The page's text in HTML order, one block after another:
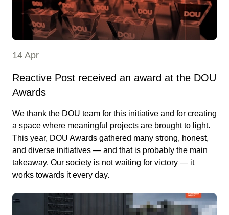
14 Apr
Reactive Post received an award at the DOU
Awards
We thank the DOU team for this initiative and for creating
a space where meaningful projects are brought to light.
This year, DOU Awards gathered many strong, honest,
and diverse initiatives — and that is probably the main
takeaway. Our society is not waiting for victory — it
works towards it every day.